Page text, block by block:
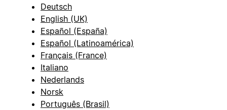
Deutsch
English (UK)
Español (España)
Español (Latinoamérica)
Français (France)
Italiano
Nederlands
Norsk
Português (Brasil)